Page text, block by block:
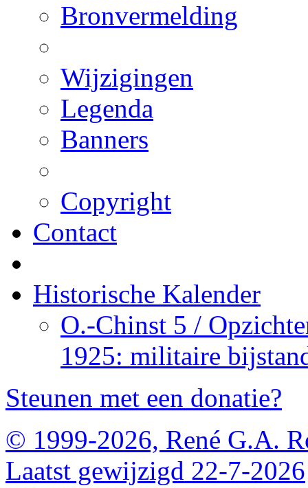
Bronvermelding
Wijzigingen
Legenda
Banners
Copyright
Contact
Historische Kalender
O.-Chinst 5 /
1925: militaire
Steunen met een donatie?
© 1999-2026, René G.A.
Laatst gewijzigd 22-7-2026